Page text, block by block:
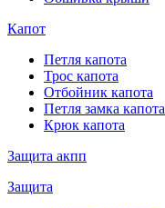
Капот
Петля капота
Трос капота
Отбойник капота
Петля замка капота
Крюк капота
Защита акпп
Защита